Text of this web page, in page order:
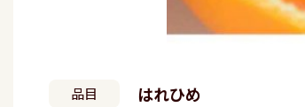
品目 はれひめ